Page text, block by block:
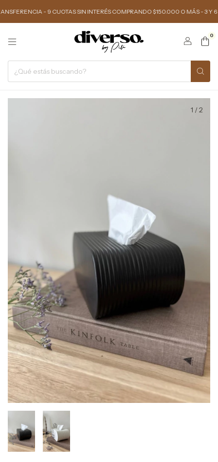
- 9 CUOTAS SIN INTERÉS COMPRANDO $150.000 O MÁS - 3 Y 6
0
1 /2